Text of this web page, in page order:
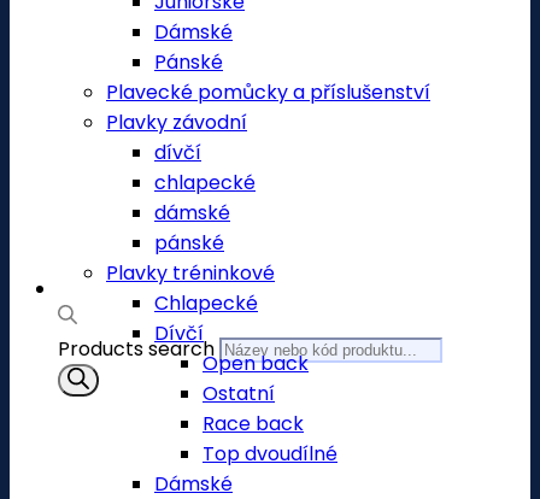
Products search
Dámské
Pánské
Plavecké pomůcky a příslušenství
Plavky závodní
dívčí
chlapecké
dámské
pánské
Plavky tréninkové
Chlapecké
Dívčí
Open back
Ostatní
Race back
Top dvoudílné
Dámské